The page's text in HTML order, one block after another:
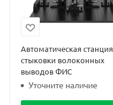
Автоматическая станция
стыковки волоконных
выводов ФИС
Уточните наличие